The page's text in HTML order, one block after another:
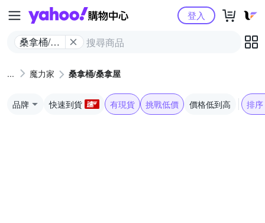
Yahoo購物中心
桑拿桶/桑
登入
魔力家 桑拿桶/桑拿屋
品牌 快速到貨 有現貨 挑戰低價 價格低到高 排序